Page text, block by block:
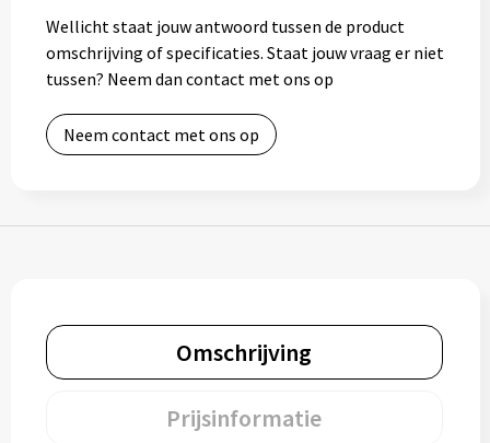
Lunchboxen
Muntjes
Paraplu's
Klassieke paraplu's
Wellicht staat jouw antwoord tussen de product
omschrijving of specificaties. Staat jouw vraag er niet
tussen? Neem dan contact met ons op
Neem contact met ons op
Omschrijving
Prijsinformatie